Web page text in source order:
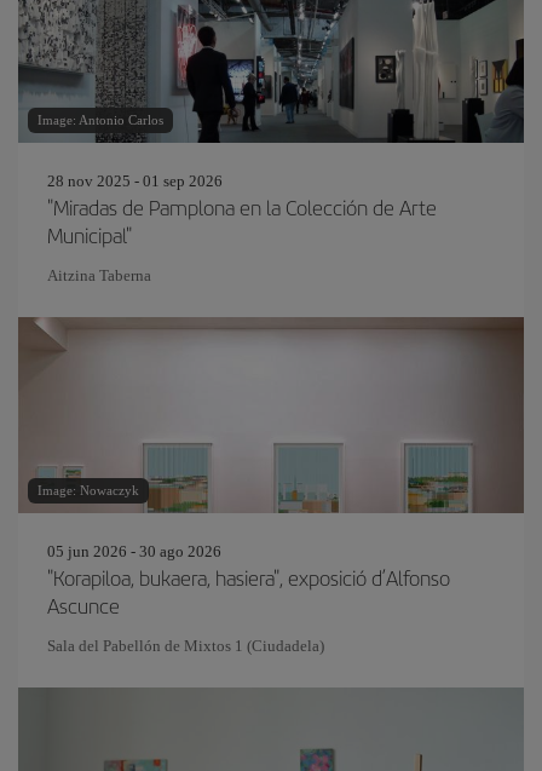
Image: Antonio Carlos
28 nov 2025 - 01 sep 2026
"Miradas de Pamplona en la Colección de Arte
Municipal"
Aitzina Taberna
Image: Nowaczyk
05 jun 2026 - 30 ago 2026
"Korapiloa, bukaera, hasiera", exposició d’Alfonso
Ascunce
Sala del Pabellón de Mixtos 1 (Ciudadela)